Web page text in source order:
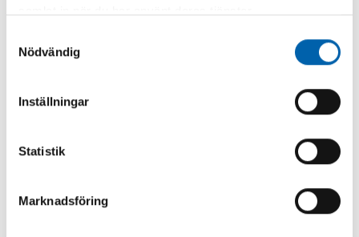
Nödvändig
Inställningar
Statistik
Marknadsföring
fiskeredskapsavfall helt eller delvis i plast, som
är kommunalt avfall. Lagstiftningen om
minska plastnedskräpningen och samtidigt
27% av detta är fiskeredskap, enligt
uppgifter från Naturvårdsverket.